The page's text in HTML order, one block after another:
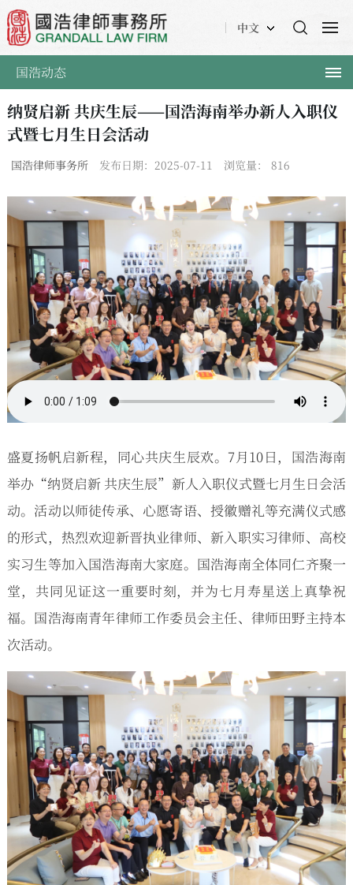
中文
国浩动态
纳贤启新 共庆生辰——国浩海南举办新人入职仪
式暨七月生日会活动
国浩律师事务所 发布日期：2025-07-11 浏览量： 816
盛夏扬帆启新程，同心共庆生辰欢。7月10日，国浩海南
举办“纳贤启新 共庆生辰”新人入职仪式暨七月生日会活
动。活动以师徒传承、心愿寄语、授徽赠礼等充满仪式感
的形式，热烈欢迎新晋执业律师、新入职实习律师、高校
实习生等加入国浩海南大家庭。国浩海南全体同仁齐聚一
堂，共同见证这一重要时刻，并为七月寿星送上真挚祝
福。国浩海南青年律师工作委员会主任、律师田野主持本
次活动。